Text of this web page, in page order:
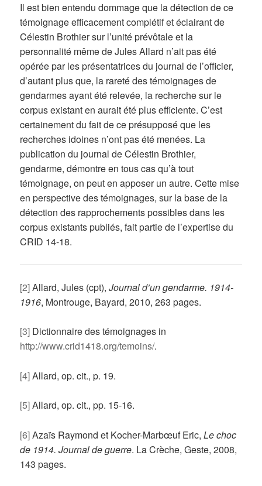
Il est bien entendu dommage que la détection de ce
témoignage efficacement complétif et éclairant de
Célestin Brothier sur l’unité prévôtale et la
personnalité même de Jules Allard n’ait pas été
opérée par les présentatrices du journal de l’officier,
d’autant plus que, la rareté des témoignages de
gendarmes ayant été relevée, la recherche sur le
corpus existant en aurait été plus efficiente. C’est
certainement du fait de ce présupposé que les
recherches idoines n’ont pas été menées. La
publication du journal de Célestin Brothier,
gendarme, démontre en tous cas qu’à tout
témoignage, on peut en apposer un autre. Cette mise
en perspective des témoignages, sur la base de la
détection des rapprochements possibles dans les
corpus existants publiés, fait partie de l’expertise du
CRID 14-18.
[2]Allard, Jules (cpt),Journal d’un gendarme. 1914-
1916, Montrouge, Bayard, 2010, 263 pages.
[3] Dictionnaire des témoignages in
http://www.crid1418.org/temoins/.
[4]Allard, op. cit., p. 19.
[5]Allard, op. cit., pp. 15-16.
[6]Azaïs Raymond et Kocher-Marbœuf Eric,Le choc
de 1914. Journal de guerre. La Crèche, Geste, 2008,
143 pages.